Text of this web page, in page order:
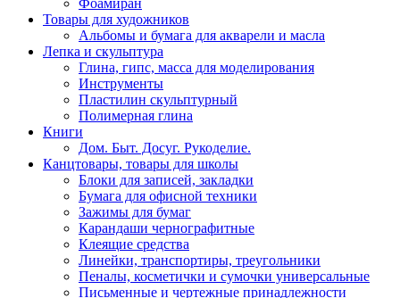
Фоамиран
Товары для художников
Альбомы и бумага для акварели и масла
Лепка и скульптура
Глина, гипс, масса для моделирования
Инструменты
Пластилин скульптурный
Полимерная глина
Книги
Дом. Быт. Досуг. Рукоделие.
Канцтовары, товары для школы
Блоки для записей, закладки
Бумага для офисной техники
Зажимы для бумаг
Карандаши чернографитные
Клеящие средства
Линейки, транспортиры, треугольники
Пеналы, косметички и сумочки универсальные
Письменные и чертежные принадлежности